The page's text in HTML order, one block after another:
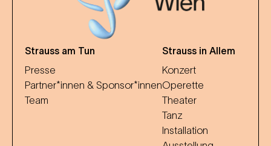
Strauss am Tun
Presse
Partner*innen & Sponsor*innen
Team
Strauss in Allem
Konzert
Operette
Theater
Tanz
Installation